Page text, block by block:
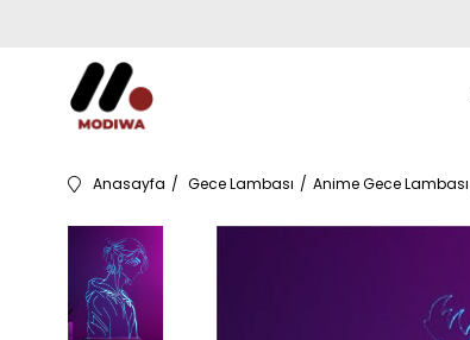
Anasayfa Gece Lambası Anime Gece Lambası